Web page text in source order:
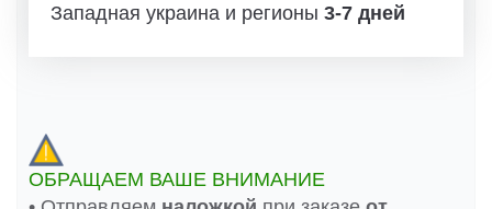
Западная украина и регионы 3-7 дней
ОБРАЩАЕМ ВАШЕ ВНИМАНИЕ